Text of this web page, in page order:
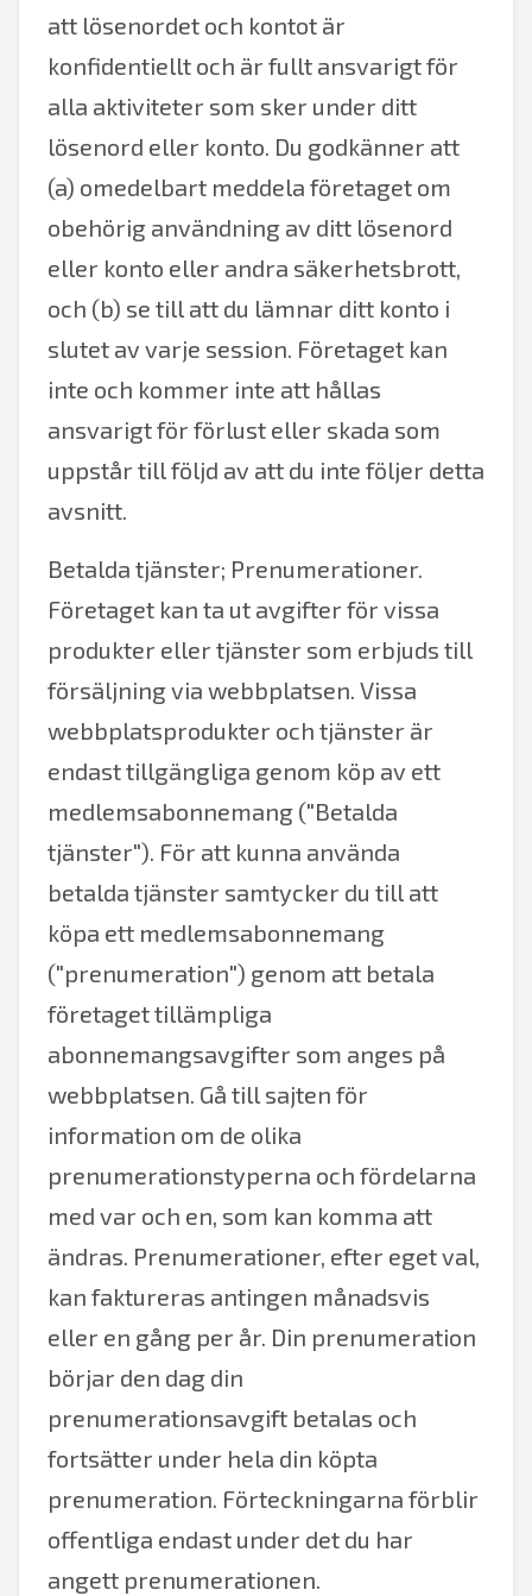
att lösenordet och kontot är
konfidentiellt och är fullt ansvarigt för
alla aktiviteter som sker under ditt
lösenord eller konto. Du godkänner att
(a) omedelbart meddela företaget om
obehörig användning av ditt lösenord
eller konto eller andra säkerhetsbrott,
och (b) se till att du lämnar ditt konto i
slutet av varje session. Företaget kan
inte och kommer inte att hållas
ansvarigt för förlust eller skada som
uppstår till följd av att du inte följer detta
avsnitt.
Betalda tjänster; Prenumerationer.
Företaget kan ta ut avgifter för vissa
produkter eller tjänster som erbjuds till
försäljning via webbplatsen. Vissa
webbplatsprodukter och tjänster är
endast tillgängliga genom köp av ett
medlemsabonnemang ("Betalda
tjänster"). För att kunna använda
betalda tjänster samtycker du till att
köpa ett medlemsabonnemang
("prenumeration") genom att betala
företaget tillämpliga
abonnemangsavgifter som anges på
webbplatsen. Gå till sajten för
information om de olika
prenumerationstyperna och fördelarna
med var och en, som kan komma att
ändras. Prenumerationer, efter eget val,
kan faktureras antingen månadsvis
eller en gång per år. Din prenumeration
börjar den dag din
prenumerationsavgift betalas och
fortsätter under hela din köpta
prenumeration. Förteckningarna förblir
offentliga endast under det du har
angett prenumerationen.